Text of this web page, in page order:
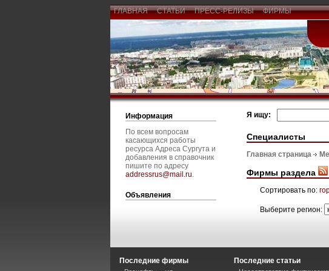
ГЛАВНАЯ СТАТЬИ ПРЕСС-РЕЛИЗЫ ФИРМЫ
Информация
По всем вопросам
касающихся работы
ресурса Адреса Сургута и
добавления в справочник
пишите по адресу
addressrus@mail.ru.
Объявления
Я ищу:
Специалисты
Главная страница
Фирмы раздела
Сортировать по:
Выберите регион:
Последние фирмы Последние статьи